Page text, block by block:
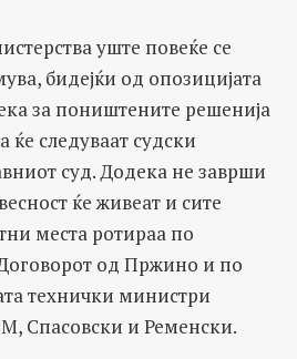
уште повеќе се
бидејќи од опозицијата
за поништените решенија
ќе следуваат судски
суд. Додека не заврши
ќе живеат и сите
места ротираа по
од Пржино и по
технички министри
Спасовски и Ременски.